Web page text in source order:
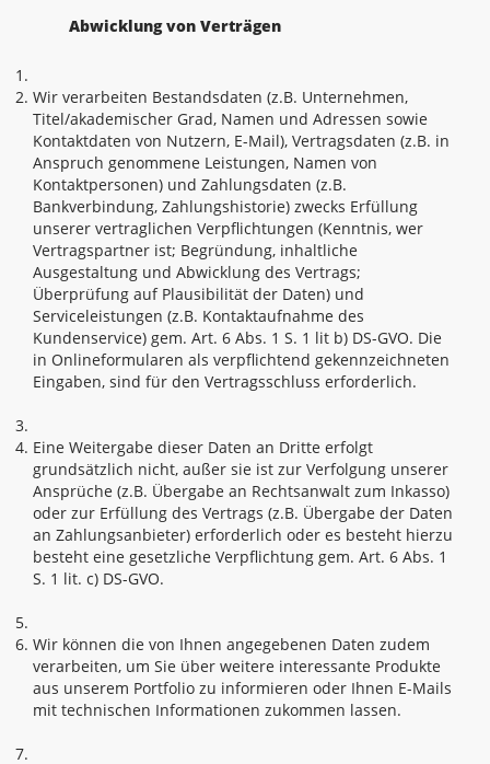
Abwicklung von Verträgen
Wir verarbeiten Bestandsdaten (z.B. Unternehmen,
Titel/akademischer Grad, Namen und Adressen sowie
Kontaktdaten von Nutzern, E-Mail), Vertragsdaten (z.B. in
Anspruch genommene Leistungen, Namen von
Kontaktpersonen) und Zahlungsdaten (z.B.
Bankverbindung, Zahlungshistorie) zwecks Erfüllung
unserer vertraglichen Verpflichtungen (Kenntnis, wer
Vertragspartner ist; Begründung, inhaltliche
Ausgestaltung und Abwicklung des Vertrags;
Überprüfung auf Plausibilität der Daten) und
Serviceleistungen (z.B. Kontaktaufnahme des
Kundenservice) gem. Art. 6 Abs. 1 S. 1 lit b) DS-GVO. Die
in Onlineformularen als verpflichtend gekennzeichneten
Eingaben, sind für den Vertragsschluss erforderlich.
Eine Weitergabe dieser Daten an Dritte erfolgt
grundsätzlich nicht, außer sie ist zur Verfolgung unserer
Ansprüche (z.B. Übergabe an Rechtsanwalt zum Inkasso)
oder zur Erfüllung des Vertrags (z.B. Übergabe der Daten
an Zahlungsanbieter) erforderlich oder es besteht hierzu
besteht eine gesetzliche Verpflichtung gem. Art. 6 Abs. 1
S. 1 lit. c) DS-GVO.
Wir können die von Ihnen angegebenen Daten zudem
verarbeiten, um Sie über weitere interessante Produkte
aus unserem Portfolio zu informieren oder Ihnen E-Mails
mit technischen Informationen zukommen lassen.